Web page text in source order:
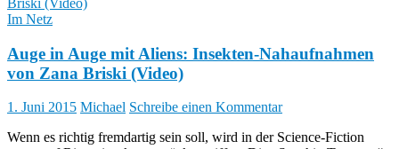
Im Netz
Auge in Auge mit Aliens: Insekten-Nahaufnahmen
von Zana Briski (Video)
1. Juni 2015 Michael Schreibe einen Kommentar
Wenn es richtig fremdartig sein soll, wird in der Science-Fiction